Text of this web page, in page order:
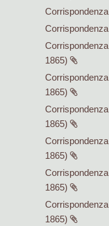
Corrispondenza
Corrispondenza
Corrispondenza
1865)
Corrispondenza
1865)
Corrispondenza
1865)
Corrispondenza
1865)
Corrispondenza
1865)
Corrispondenza
1865)